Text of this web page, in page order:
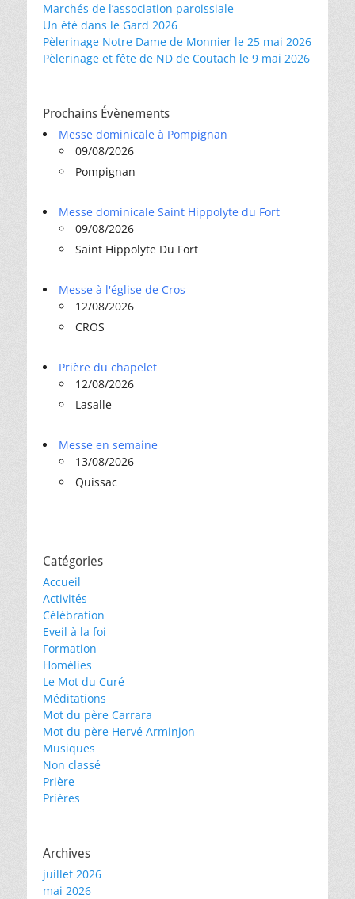
Marchés de l’association paroissiale
Un été dans le Gard 2026
Pèlerinage Notre Dame de Monnier le 25 mai 2026
Pèlerinage et fête de ND de Coutach le 9 mai 2026
Prochains Évènements
Messe dominicale à Pompignan
09/08/2026
Pompignan
Messe dominicale Saint Hippolyte du Fort
09/08/2026
Saint Hippolyte Du Fort
Messe à l'église de Cros
12/08/2026
CROS
Prière du chapelet
12/08/2026
Lasalle
Messe en semaine
13/08/2026
Quissac
Catégories
Accueil
Activités
Célébration
Eveil à la foi
Formation
Homélies
Le Mot du Curé
Méditations
Mot du père Carrara
Mot du père Hervé Arminjon
Musiques
Non classé
Prière
Prières
Archives
juillet 2026
mai 2026